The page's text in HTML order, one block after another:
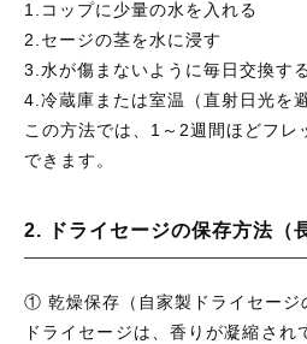
1.コップに少量の水を入れる
2.セージの茎を水に浸す
3.水が傷まないように毎日交換す
4.冷蔵庫または室温（直射日光を
この方法では、1～2週間ほどフレ
できます。
2. ドライセージの保存方法（
① 乾燥保存（自家製ドライセージ
ドライセージは、香りが凝縮され